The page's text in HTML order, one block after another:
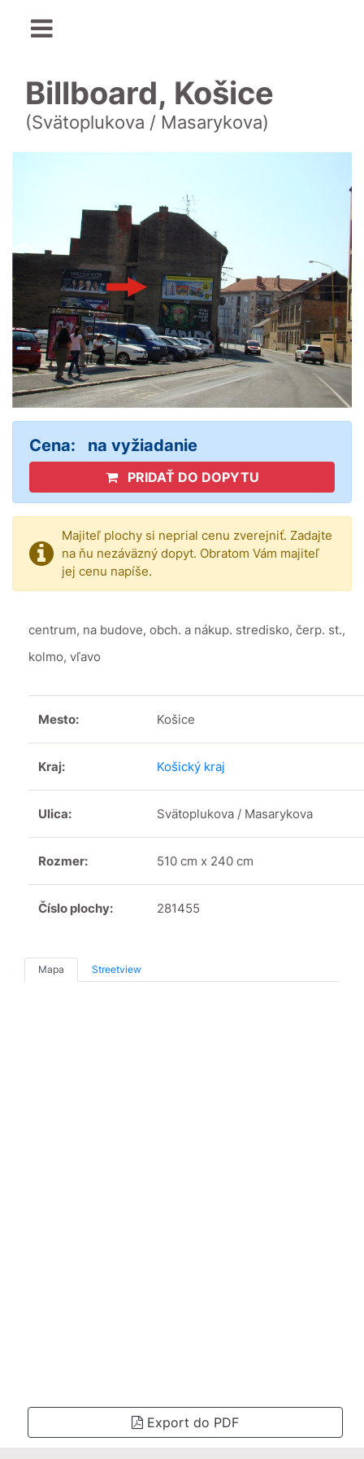
Billboard, Košice
(Svätoplukova / Masarykova)
Cena: na vyžiadanie
PRIDAŤ DO DOPYTU
Majiteľ plochy si neprial cenu zverejniť. Zadajte
na ňu nezáväzný dopyt. Obratom Vám majiteľ
jej cenu napíše.
centrum, na budove, obch. a nákup. stredisko, čerp. st.,
kolmo, vľavo
Mesto: Košice
Kraj: Košický kraj
Ulica: Svätoplukova / Masarykova
Rozmer: 510 cm x 240 cm
Číslo plochy: 281455
Mapa Streetview
Export do PDF